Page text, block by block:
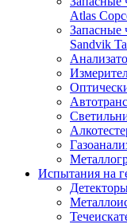
Atlas
Запасные
Sandvik
Испытания на